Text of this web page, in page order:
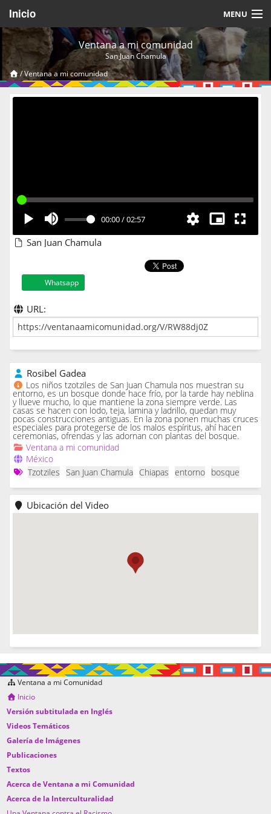
Inicio MENU
Acerca de
Videos Temáticos
Cerrar Sesión
Ventana a mi comunidad
San Juan Chamula
/Ventana a mi comunidad
00:00/02:57
San Juan Chamula
Whatsapp
URL:
Rosibel Gadea
Los niños tzotziles de San Juan Chamula nos muestran su
entorno, es un bosque donde hace frío, por la tarde hay neblina
y llueve mucho, lo que mantiene la zona siempre verde. Las
casas se hacen con lodo, teja, lamina y ladrillo, quedan muy
pocas construcciones antiguas. En la zona ponen muchas cruces
especiales para protegerse de los malos espíritus, ahí hacen
ceremonias, ofrendas y las adornan con plantas del bosque.
Ventana a mi comunidad
México
Tzotziles
San Juan Chamula Chiapas entorno bosque
Ubicación del Video
Ventana a mi Comunidad
Inicio
Versión subtitulada en Inglés
Videos Temáticos
Galería de Imágenes
Publicaciones
Textos
Acerca de Ventana a mi Comunidad
Acerca de la Interculturalidad